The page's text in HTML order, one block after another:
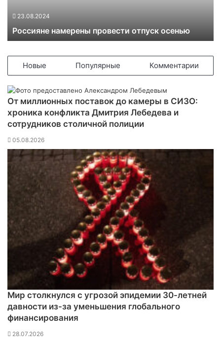
м
ы
п
р
о
е
т
о
с
к
ь
ю
23.08.2024
Россияне намерены провести отпуск осенью
Новые Популярные Комментарии
От миллионных поставок до камеры в СИЗО:
хроника конфликта Дмитрия Лебедева и
сотрудников столичной полиции
05.08.2026
Мир столкнулся с угрозой эпидемии 30-летней
давности из-за уменьшения глобального
финансирования
28.07.2026